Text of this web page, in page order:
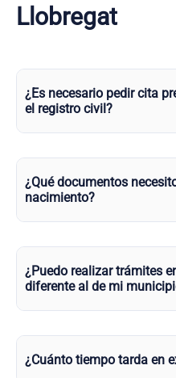
Llobregat
¿Es necesario pedir cita
el registro civil?
¿Qué documentos
nacimiento?
¿Puedo realizar trámites
diferente al de mi
¿Cuánto tiempo tarda en